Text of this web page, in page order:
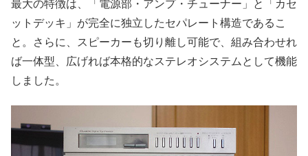
最大の特徴は、「電源部・アンプ・チューナー」と「カセ
ットデッキ」が完全に独立したセパレート構造であるこ
と。さらに、スピーカーも切り離し可能で、組み合わせれ
ば一体型、広げれば本格的なステレオシステムとして機能
しました。